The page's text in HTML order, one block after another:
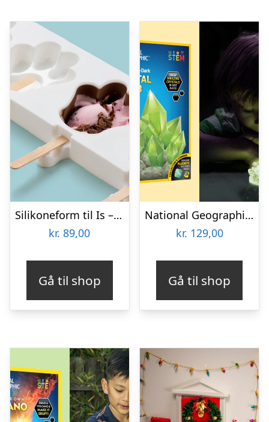
Silikoneform til Is – Poter
kr. 89,00
Gå til shop
National Geographic Glow-In-The-Dark Crystal Lab
kr. 129,00
Gå til shop